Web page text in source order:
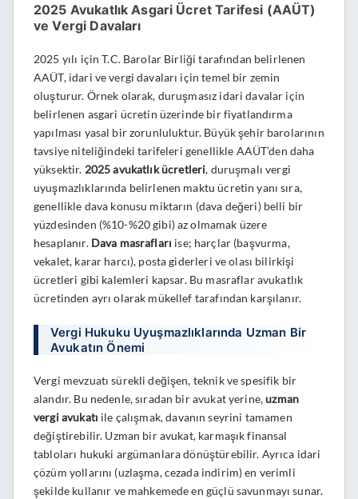
2025 Avukatlık Asgari Ücret Tarifesi (AAÜT)
ve Vergi Davaları
2025 yılı için T.C. Barolar Birliği tarafından belirlenen
AAÜT, idari ve vergi davaları için temel bir zemin
oluşturur. Örnek olarak, duruşmasız idari davalar için
belirlenen asgari ücretin üzerinde bir fiyatlandırma
yapılması yasal bir zorunluluktur. Büyük şehir barolarının
tavsiye niteliğindeki tarifeleri genellikle AAÜT’den daha
yüksektir. 2025 avukatlık ücretleri, duruşmalı vergi
uyuşmazlıklarında belirlenen maktu ücretin yanı sıra,
genellikle dava konusu miktarın (dava değeri) belli bir
yüzdesinden (%10-%20 gibi) az olmamak üzere
hesaplanır. Dava masrafları ise; harçlar (başvurma,
vekalet, karar harcı), posta giderleri ve olası bilirkişi
ücretleri gibi kalemleri kapsar. Bu masraflar avukatlık
ücretinden ayrı olarak mükellef tarafından karşılanır.
Vergi Hukuku Uyuşmazlıklarında Uzman Bir
Avukatın Önemi
Vergi mevzuatı sürekli değişen, teknik ve spesifik bir
alandır. Bu nedenle, sıradan bir avukat yerine,uzman
vergi avukatı ile çalışmak, davanın seyrini tamamen
değiştirebilir. Uzman bir avukat, karmaşık finansal
tabloları hukuki argümanlara dönüştürebilir. Ayrıca idari
çözüm yollarını (uzlaşma, cezada indirim) en verimli
şekilde kullanır ve mahkemede en güçlü savunmayı sunar.